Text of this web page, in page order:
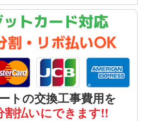
トカード対応
トの交換工事費用を
割払いにできます!!